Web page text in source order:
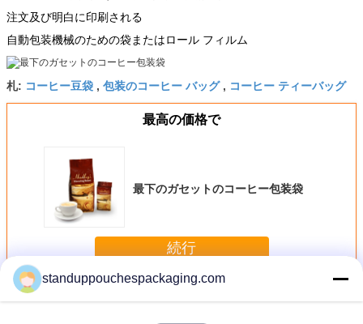
注文及び明白に印刷される
自動包装機械のための袋またはロール フィルム
札: コーヒー豆袋 , 包装のコーヒー バッグ, コーヒー ティーバッグ
最高の価格で
最下のガセットのコーヒー包装袋
続行
多くコーヒー包装袋
standuppouchespackaging.com